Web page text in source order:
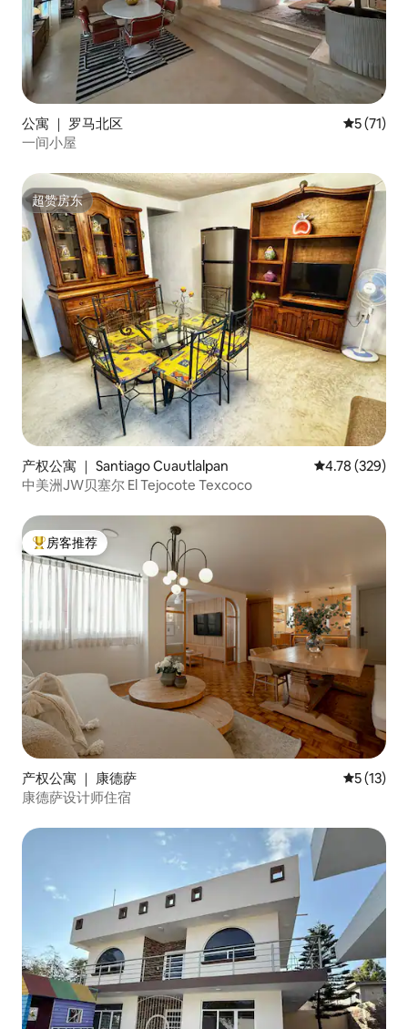
公寓 ｜ 罗马北区 平均评分
5 (71)
一间小屋
超赞房东
超赞房东
产权公寓 ｜ Santiago Cuautlalpan 平均评分 4.78
4.78 (329)
中美洲JW贝塞尔 El Tejocote Texcoco
热门「房客推荐」
房客推荐
产权公寓 ｜ 康德萨 平均评分
5 (13)
康德萨设计师住宿